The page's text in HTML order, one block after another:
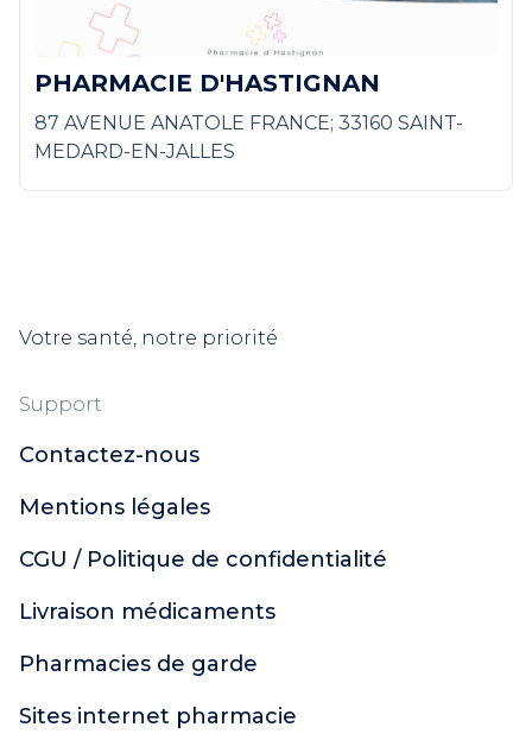
PHARMACIE D'HASTIGNAN
87 AVENUE ANATOLE FRANCE; 33160 SAINT-
MEDARD-EN-JALLES
Votre santé, notre priorité
Support
Contactez-nous
Mentions légales
CGU / Politique de confidentialité
Livraison médicaments
Pharmacies de garde
Sites internet pharmacie